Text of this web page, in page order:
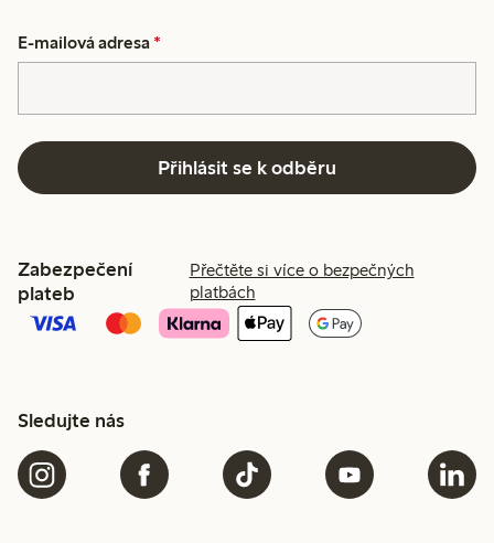
E-mailová adresa *
Přihlásit se k odběru
Zabezpečení
plateb
Přečtěte si více o bezpečných
platbách
Sledujte nás